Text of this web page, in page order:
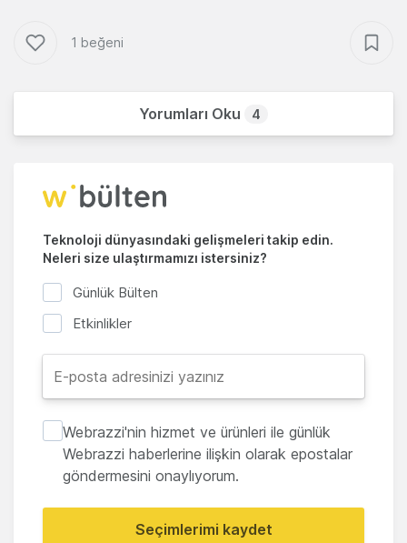
1 beğeni
Yorumları Oku 4
Teknoloji dünyasındaki gelişmeleri takip edin.
Neleri size ulaştırmamızı istersiniz?
Günlük Bülten
Etkinlikler
Webrazzi'nin hizmet ve ürünleri ile günlük
Webrazzi haberlerine ilişkin olarak epostalar
göndermesini onaylıyorum.
Seçimlerimi kaydet